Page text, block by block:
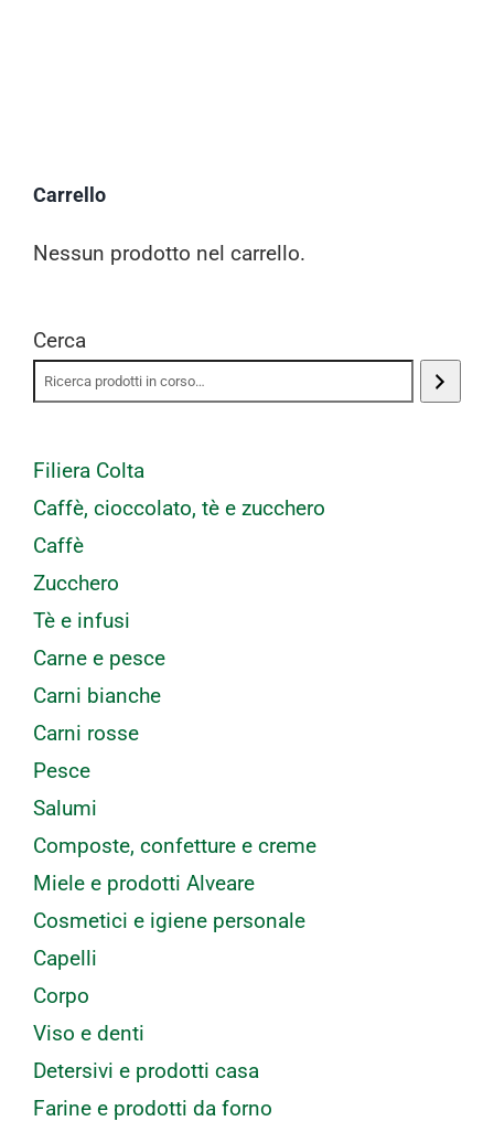
Carrello
Nessun prodotto nel carrello.
Cerca
Filiera Colta
Caffè, cioccolato, tè e zucchero
Caffè
Zucchero
Tè e infusi
Carne e pesce
Carni bianche
Carni rosse
Pesce
Salumi
Composte, confetture e creme
Miele e prodotti Alveare
Cosmetici e igiene personale
Capelli
Corpo
Viso e denti
Detersivi e prodotti casa
Farine e prodotti da forno